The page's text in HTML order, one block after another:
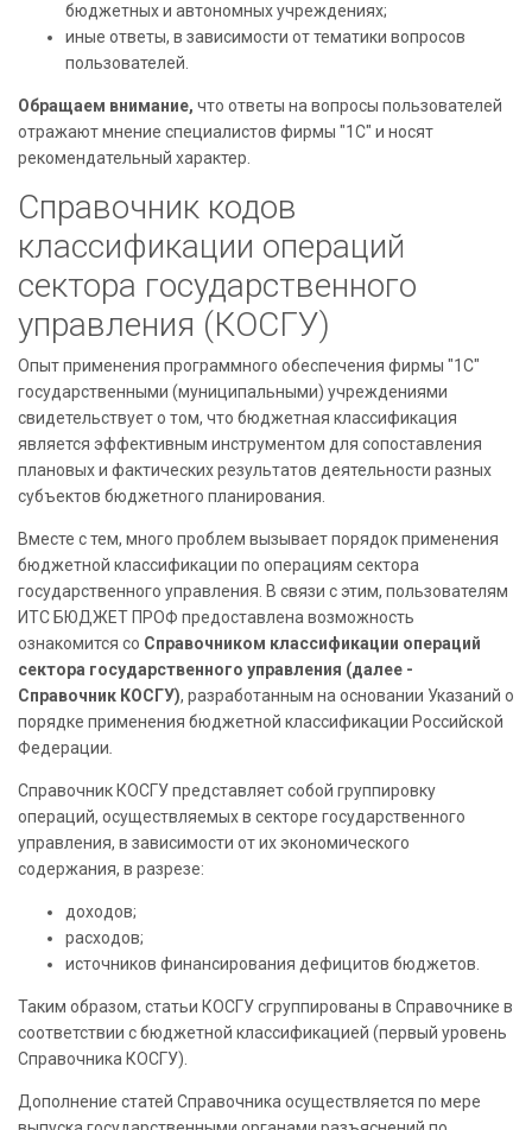
бюджетных и автономных учреждениях;
иные ответы, в зависимости от тематики вопросов
пользователей.
Обращаем внимание, что ответы на вопросы пользователей
отражают мнение специалистов фирмы "1С" и носят
рекомендательный характер.
Справочник кодов
классификации операций
сектора государственного
управления (КОСГУ)
Опыт применения программного обеспечения фирмы "1С"
государственными (муниципальными) учреждениями
свидетельствует о том, что бюджетная классификация
является эффективным инструментом для сопоставления
плановых и фактических результатов деятельности разных
субъектов бюджетного планирования.
Вместе с тем, много проблем вызывает порядок применения
бюджетной классификации по операциям сектора
государственного управления. В связи с этим, пользователям
ИТС БЮДЖЕТ ПРОФ предоставлена возможность
ознакомится со Справочником классификации операций
сектора государственного управления (далее -
Справочник КОСГУ), разработанным на основании Указаний о
порядке применения бюджетной классификации Российской
Федерации
Справочник КОСГУ представляет собой группировку
операций, осуществляемых в секторе государственного
управления, в зависимости от их экономического
содержания, в разрезе:
доходов;
расходов;
источников финансирования дефицитов бюджетов.
Таким образом, статьи КОСГУ сгруппированы в Справочнике в
соответствии с бюджетной классификацией (первый уровень
Справочника КОСГУ).
Дополнение статей Справочника осуществляется по мере